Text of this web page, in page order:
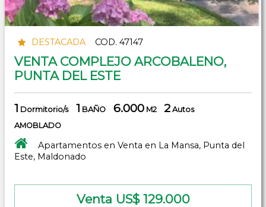
DESTACADA COD. 47147
VENTA COMPLEJO ARCOBALENO,
PUNTA DEL ESTE
1 Dormitorio/s 1 BAÑO 6.000M2 2 Autos
AMOBLADO
Apartamentos en Venta en La Mansa, Punta del
Este, Maldonado
Venta US$ 129.000